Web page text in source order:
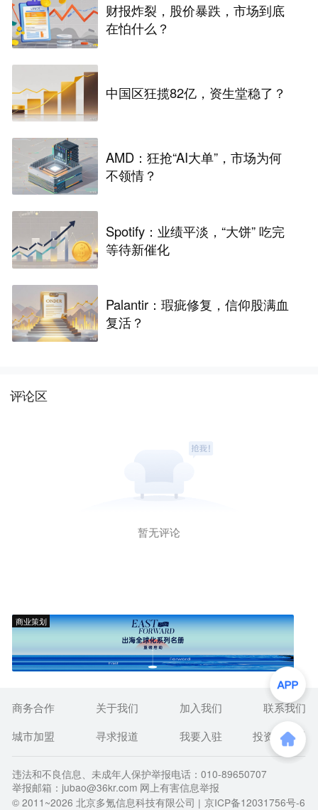
财报炸裂，股价暴跌，市场到底
在怕什么？
中国区狂揽82亿，资生堂稳了？
AMD：狂抢“AI大单”，市场为何
不领情？
Spotify：业绩平淡，“大饼” 吃完
等待新催化
Palantir：瑕疵修复，信仰股满血
复活？
评论区
暂无评论
商业策划
商务合作 关于我们 加入我们
联系我们
城市加盟
寻求报道 我要入驻 投资者关系
违法和不良信息、未成年人保护举报电话：010-89650707
举报邮箱：jubao@36kr.com 网上有害信息举报
© 2011~2026 北京多氪信息科技有限公司 | 京ICP备12031756号-6